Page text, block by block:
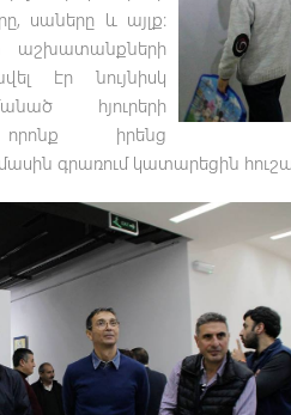
սաները և այլք։
աշխատանքների
էր նույնիսկ
հյուրերի
որոնք իրենց
գրառում կատարեցին